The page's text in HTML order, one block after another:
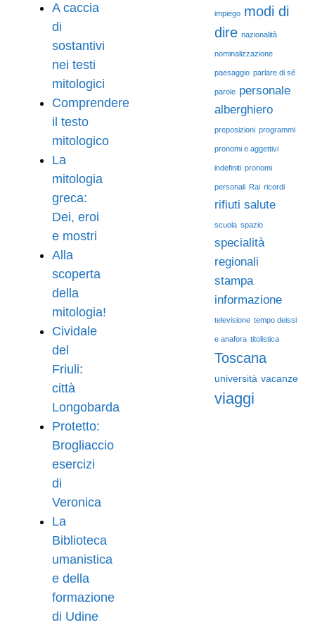
A caccia
di
sostantivi
nei testi
mitologici
Comprendere
il testo
mitologico
La
mitologia
greca:
Dei, eroi
e mostri
Alla
scoperta
della
mitologia!
Cividale
del
Friuli:
città
Longobarda
Protetto:
Brogliaccio
esercizi
di
Veronica
La
Biblioteca
umanistica
e della
formazione
di Udine
impiego modi di
dire nazionalità
nominalizzazione
paesaggio parlare di sé
parole personale
alberghiero
preposizioni programmi
pronomi e aggettivi
indefiniti pronomi
personali Rai ricordi
rifiuti salute
scuola spazio
specialità
regionali
stampa
informazione
televisione tempo deissi
e anafora titolistica
Toscana
università vacanze
viaggi